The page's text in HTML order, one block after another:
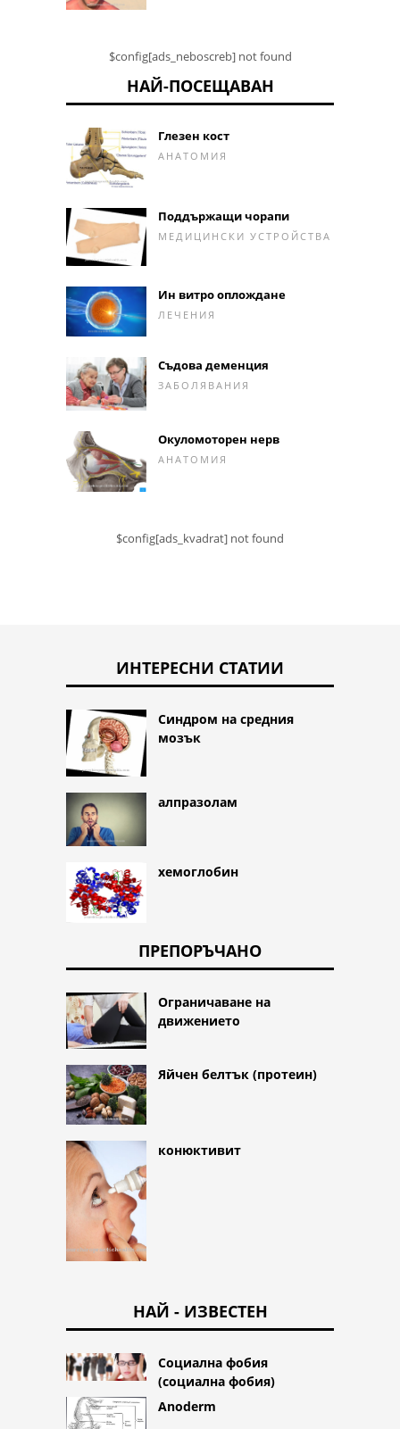
$config[ads_neboscreb] not found
НАЙ-ПОСЕЩАВАН
Глезен кост
АНАТОМИЯ
Поддържащи чорапи
МЕДИЦИНСКИ УСТРОЙСТВА
Ин витро оплождане
ЛЕЧЕНИЯ
Съдова деменция
ЗАБОЛЯВАНИЯ
Окуломоторен нерв
АНАТОМИЯ
$config[ads_kvadrat] not found
ИНТЕРЕСНИ СТАТИИ
Синдром на средния
мозък
алпразолам
хемоглобин
ПРЕПОРЪЧАНО
Ограничаване на
движението
Яйчен белтък (протеин)
конюктивит
НАЙ - ИЗВЕСТЕН
Социална фобия
(социална фобия)
Anoderm